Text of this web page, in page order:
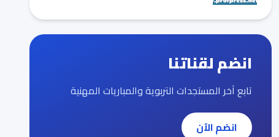
انضم لقناتنا
تابع آخر المستجدات التربوية والمباريات المهنية
انضم الآن